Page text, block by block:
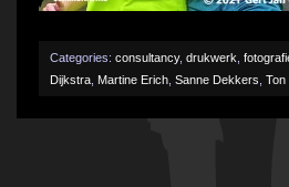
Categories: consultancy, drukwerk
Dijkstra Martine Erich Sanne Dekkers Ton